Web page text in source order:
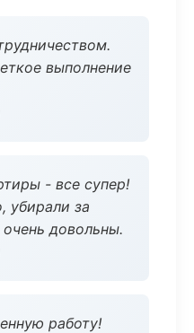
выполнение
- все супер!
убирали за
довольны.
работу!